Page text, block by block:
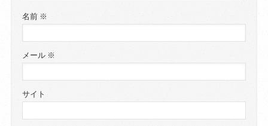
名前 ※
メール ※
サイト